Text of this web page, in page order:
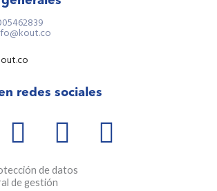
redes sociales
W
h
a
F
a
c
I
n
de datos
de gestión